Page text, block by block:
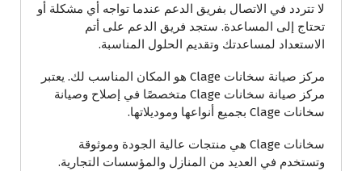
لا تتردد في الاتصال بفريق الدعم عندما تواجه أي مشكلة أو
تحتاج إلى المساعدة. ستجد فريق الدعم على أتم
الاستعداد لمساعدتك وتقديم الحلول المناسبة.
مركز صيانة سخانات Clage هو المكان المناسب لك. يعتبر
مركز صيانة سخانات Clage متخصصًا في إصلاح وصيانة
سخانات Clage بجميع أنواعها وموديلاتها.
سخانات Clage هي منتجات عالية الجودة وموثوقة
وتستخدم في العديد من المنازل والمؤسسات التجارية.